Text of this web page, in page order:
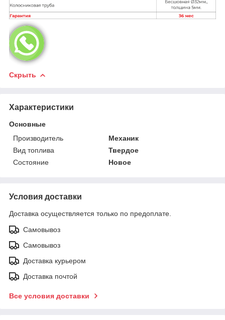
Скрыть
Характеристики
Основные
Производитель
Механик
Вид топлива
Твердое
Состояние
Новое
Условия доставки
Доставка осуществляется только по предоплате.
Самовывоз
Самовывоз
Доставка курьером
Доставка почтой
Все условия доставки